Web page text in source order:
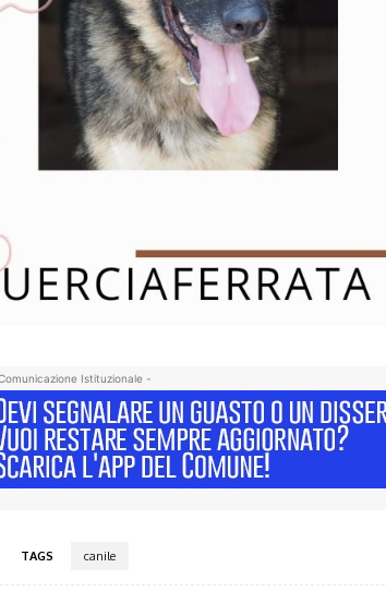
Istituzionale -
TAGS canile